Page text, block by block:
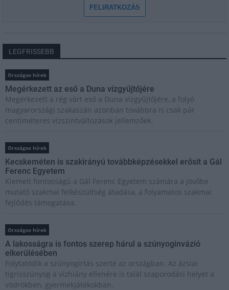
FELIRATKOZÁS
LEGFRISSEBB
Országos hírek
Megérkezett az eső a Duna vízgyűjtőjére
Megérkezett a rég várt eső a Duna vízgyűjtőjére, a folyó
magyarországi szakaszán azonban továbbra is csak pár
centiméteres vízszintváltozások jellemzőek.
Országos hírek
Kecskeméten is szakirányú továbbképzésekkel erősít a Gál
Ferenc Egyetem
Kiemelt fontosságú a Gál Ferenc Egyetem számára a jövőbe
mutató szakmai felkészültség átadása, a folyamatos szakmai
fejlődés támogatása.
Országos hírek
A lakosságra is fontos szerep hárul a szúnyoginvázió
elkerülésében
Folytatódik a szúnyogírtás szerte az országban. Az ázsiai
tigrisszúnyog a vízhiány ellenére is talál szaporodási helyet a
vödrökben, gyermekjátékokban.